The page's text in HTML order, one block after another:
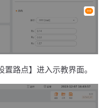
路点】进入示教界面。